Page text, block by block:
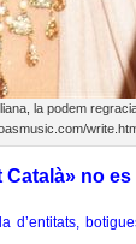
la podem
Català» no
d’entitats,